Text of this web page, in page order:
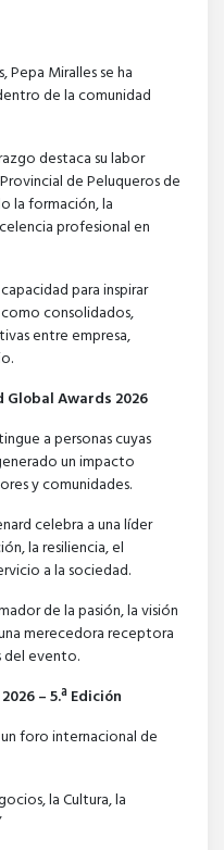
Pepa Miralles se ha
de la comunidad
destaca su labor
de Peluqueros de
la formación, la
profesional en
para inspirar
consolidados,
entre empresa,
Global Awards 2026
a personas cuyas
un impacto
y comunidades.
celebra a una líder
la resiliencia, el
a la sociedad.
de la pasión, la visión
merecedora receptora
del evento.
– 5.ª Edición
foro internacional de
la Cultura, la